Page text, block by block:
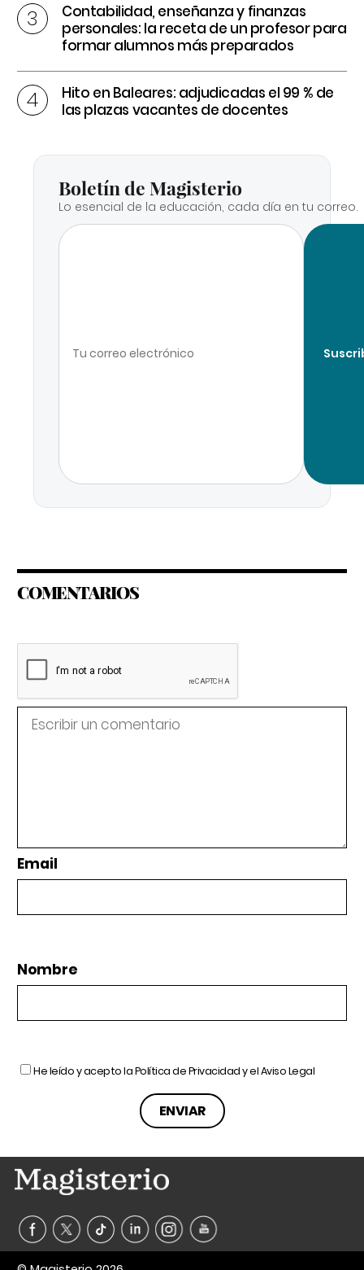
Contabilidad, enseñanza y finanzas
personales: la receta de un profesor para
formar alumnos más preparados
Hito en Baleares: adjudicadas el 99 % de
las plazas vacantes de docentes
Boletín de Magisterio
Lo esencial de la educación, cada día en tu correo.
COMENTARIOS
Email
Nombre
He leído y acepto laPolítica de Privacidady elAviso Legal